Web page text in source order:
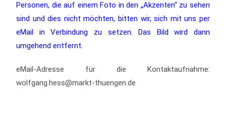
Personen, die auf einem Foto in den „Akzenten“ zu sehen
sind und dies nicht möchten, bitten wir, sich mit uns per
eMail in Verbindung zu setzen. Das Bild wird dann
umgehend entfernt.
eMail-Adresse für die Kontaktaufnahme:
wolfgang.hess@markt-thuengen.de